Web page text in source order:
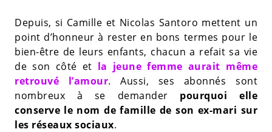
Depuis, si Camille et Nicolas Santoro mettent un
point d’honneur à rester en bons termes pour le
bien-être de leurs enfants, chacun a refait sa vie
de son côté et la jeune femme aurait même
retrouvé l’amour. Aussi, ses abonnés sont
nombreux à se demander pourquoi elle
conserve le nom de famille de son ex-mari sur
les réseaux sociaux.